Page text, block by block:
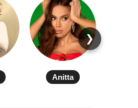
Anitta
❯